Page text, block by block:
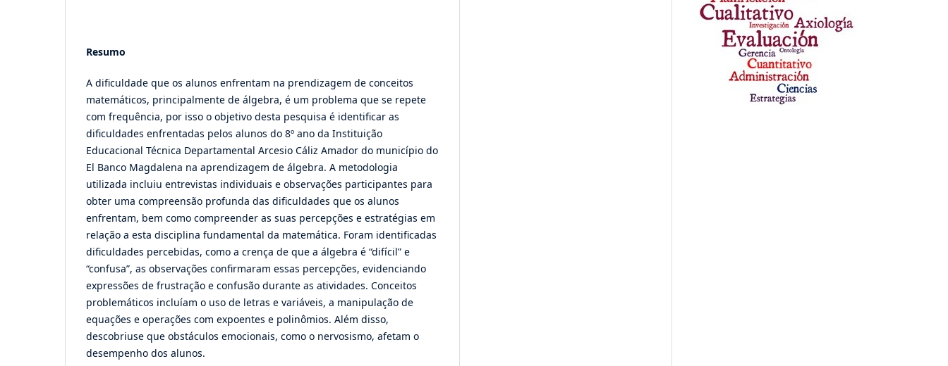
Resumo
A dificuldade que os alunos enfrentam na prendizagem de conceitos
matemáticos, principalmente de álgebra, é um problema que se repete
com frequência, por isso o objetivo desta pesquisa é identificar as
dificuldades enfrentadas pelos alunos do 8º ano da Instituição
Educacional Técnica Departamental Arcesio Cáliz Amador do município do
El Banco Magdalena na aprendizagem de álgebra. A metodologia
utilizada incluiu entrevistas individuais e observações participantes para
obter uma compreensão profunda das dificuldades que os alunos
enfrentam, bem como compreender as suas percepções e estratégias em
relação a esta disciplina fundamental da matemática. Foram identificadas
dificuldades percebidas, como a crença de que a álgebra é “difícil” e
“confusa”, as observações confirmaram essas percepções, evidenciando
expressões de frustração e confusão durante as atividades. Conceitos
problemáticos incluíam o uso de letras e variáveis, a manipulação de
equações e operações com expoentes e polinômios. Além disso,
descobriuse que obstáculos emocionais, como o nervosismo, afetam o
desempenho dos alunos.